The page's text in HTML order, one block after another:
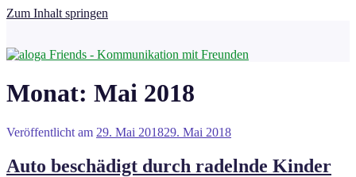
Zum Inhalt springen
Monat: Mai 2018
Veröffentlicht am 29. Mai 201829. Mai 2018
Auto beschädigt durch radelnde Kinder